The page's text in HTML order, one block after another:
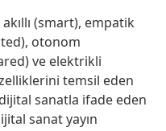
(smart), empatik
otonom
ve elektrikli
temsil eden
dijital sanatla ifade eden
sanat yayın